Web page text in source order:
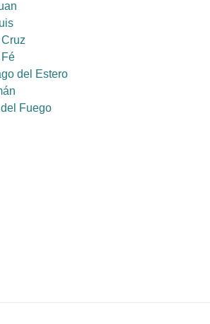
del Estero
Fuego